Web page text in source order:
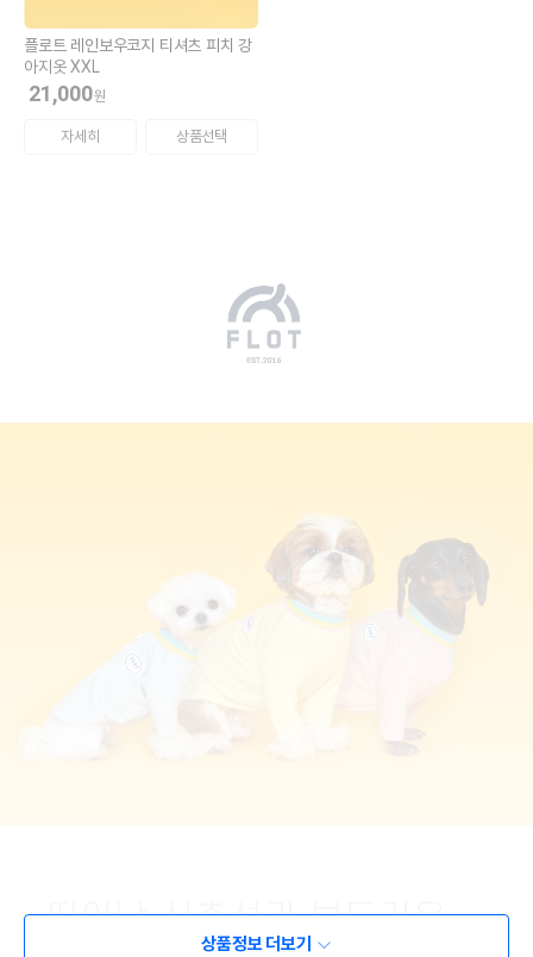
플로트 레인보우코지 티셔츠 피치 강
아지옷 XXL
21,000원
자세히 상품선택
상품정보 더보기